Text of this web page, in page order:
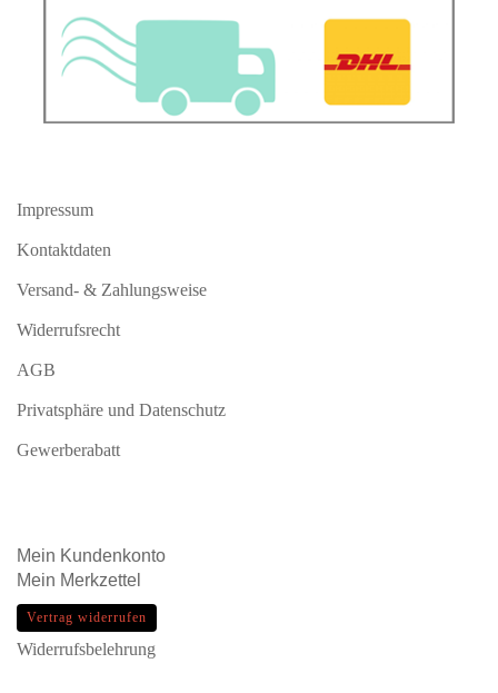
Impressum
Kontaktdaten
Versand- & Zahlungsweise
Widerrufsrecht
AGB
Privatsphäre und Datenschutz
Gewerberabatt
Mein Kundenkonto
Mein Merkzettel
Vertrag widerrufen
Widerrufsbelehrung